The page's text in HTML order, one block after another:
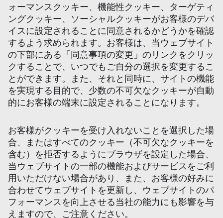
ォーマンスクッキー、機能性クッキー、ターゲティ
ングクッキー、ソーシャルクッキーがお客様のデバ
イスに設定されることに同意されるかどうかを確認
するよう求められます。お客様は、当ウェブサイト
の下部にある「同意事項の変更」のリンクをクリッ
クすることで、いつでもご自分の選択を変更するこ
とができます。また、それと同時に、サイトの機能
を実現する目的で、少数の不可欠なクッキーが自動
的にお客様の端末に設定されることになります。
お客様がクッキーを受け入れないことを選択した場
合、またはすべてのクッキー（不可欠なクッキーを
含む）を拒否するようにブラウザを設定した場合、
当ウェブサイトの一部の機能およびサービスをご利
用いただけない場合があり、また、お客様の好みに
合わせてウェブサイトを更新し、ウェブサイトのパ
フォーマンスを向上させる当社の能力にも影響を与
えますので、ご注意ください。